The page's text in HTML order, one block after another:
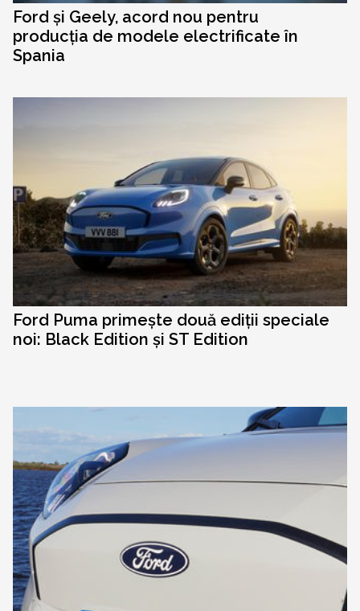
Ford și Geely, acord nou pentru
producția de modele electrificate în
Spania
Ford Puma primește două ediții speciale
noi: Black Edition și ST Edition